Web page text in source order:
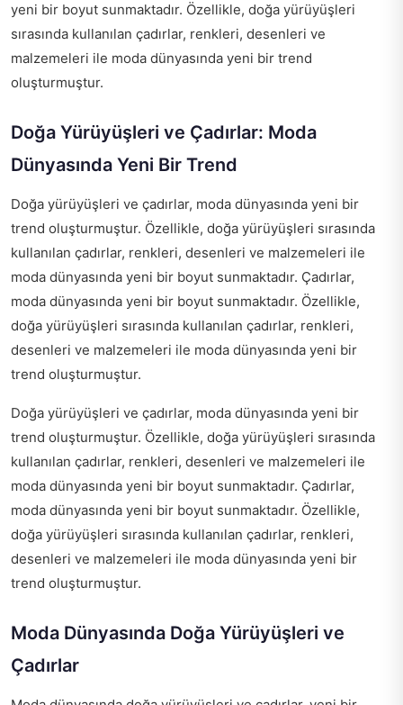
yeni bir boyut sunmaktadır. Özellikle, doğa yürüyüşleri
sırasında kullanılan çadırlar, renkleri, desenleri ve
malzemeleri ile moda dünyasında yeni bir trend
oluşturmuştur.
Doğa Yürüyüşleri ve Çadırlar: Moda
Dünyasında Yeni Bir Trend
Doğa yürüyüşleri ve çadırlar, moda dünyasında yeni bir
trend oluşturmuştur. Özellikle, doğa yürüyüşleri sırasında
kullanılan çadırlar, renkleri, desenleri ve malzemeleri ile
moda dünyasında yeni bir boyut sunmaktadır. Çadırlar,
moda dünyasında yeni bir boyut sunmaktadır. Özellikle,
doğa yürüyüşleri sırasında kullanılan çadırlar, renkleri,
desenleri ve malzemeleri ile moda dünyasında yeni bir
trend oluşturmuştur.
Doğa yürüyüşleri ve çadırlar, moda dünyasında yeni bir
trend oluşturmuştur. Özellikle, doğa yürüyüşleri sırasında
kullanılan çadırlar, renkleri, desenleri ve malzemeleri ile
moda dünyasında yeni bir boyut sunmaktadır. Çadırlar,
moda dünyasında yeni bir boyut sunmaktadır. Özellikle,
doğa yürüyüşleri sırasında kullanılan çadırlar, renkleri,
desenleri ve malzemeleri ile moda dünyasında yeni bir
trend oluşturmuştur.
Moda Dünyasında Doğa Yürüyüşleri ve
Çadırlar